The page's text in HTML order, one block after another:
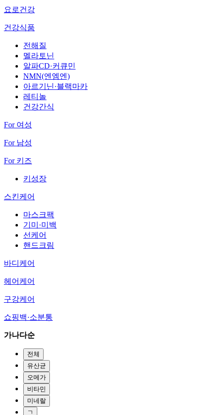
요로건강
건강식품
전해질
멜라토닌
알파CD·커큐민
NMN(엔엠엔)
아르기닌·블랙마카
레티놀
건강간식
For 여성
For 남성
For 키즈
키성장
스킨케어
마스크팩
기미·미백
선케어
핸드크림
바디케어
헤어케어
구강케어
쇼핑백·소분통
가나다순
전체
유산균
오메가
비타민
미네랄
ㄱ